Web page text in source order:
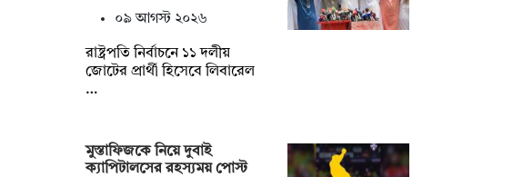
০৯ আগস্ট ২০২৬
রাষ্ট্রপতি নির্বাচনে ১১ দলীয়
জোটের প্রার্থী হিসেবে লিবারেল
…
মুস্তাফিজকে নিয়ে দুবাই
ক্যাপিটালসের রহস্যময় পোস্ট